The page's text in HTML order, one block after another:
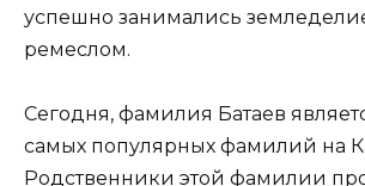
успешно занимались
ремеслом.
Сегодня, фамилия Батаев
самых популярных фамилий на
Родственники этой фамилии